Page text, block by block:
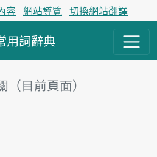
容 網站導覽 切換網站翻譯
用詞辭典
目前頁面）